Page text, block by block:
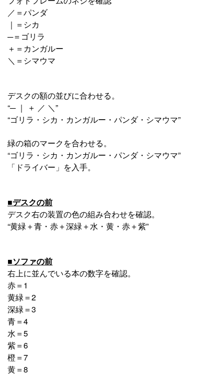
／＝パンダ
｜＝シカ
─＝ゴリラ
＋＝カンガルー
＼＝シマウマ
デスクの額の並びに合わせる。
“─ ｜ ＋ ／ ＼”
“ゴリラ・シカ・カンガルー・パンダ・シマウマ”
緑の箱のマークを合わせる。
“ゴリラ・シカ・カンガルー・パンダ・シマウマ”
「ドライバー」を入手。
■デスクの前
デスク右の装置の色の組み合わせを確認。
“黄緑＋青・赤＋深緑＋水・黄・赤＋紫”
■ソファの前
右上に並んでいる本の数字を確認。
赤＝1
黄緑＝2
深緑＝3
青＝4
水＝5
紫＝6
橙＝7
黄＝8